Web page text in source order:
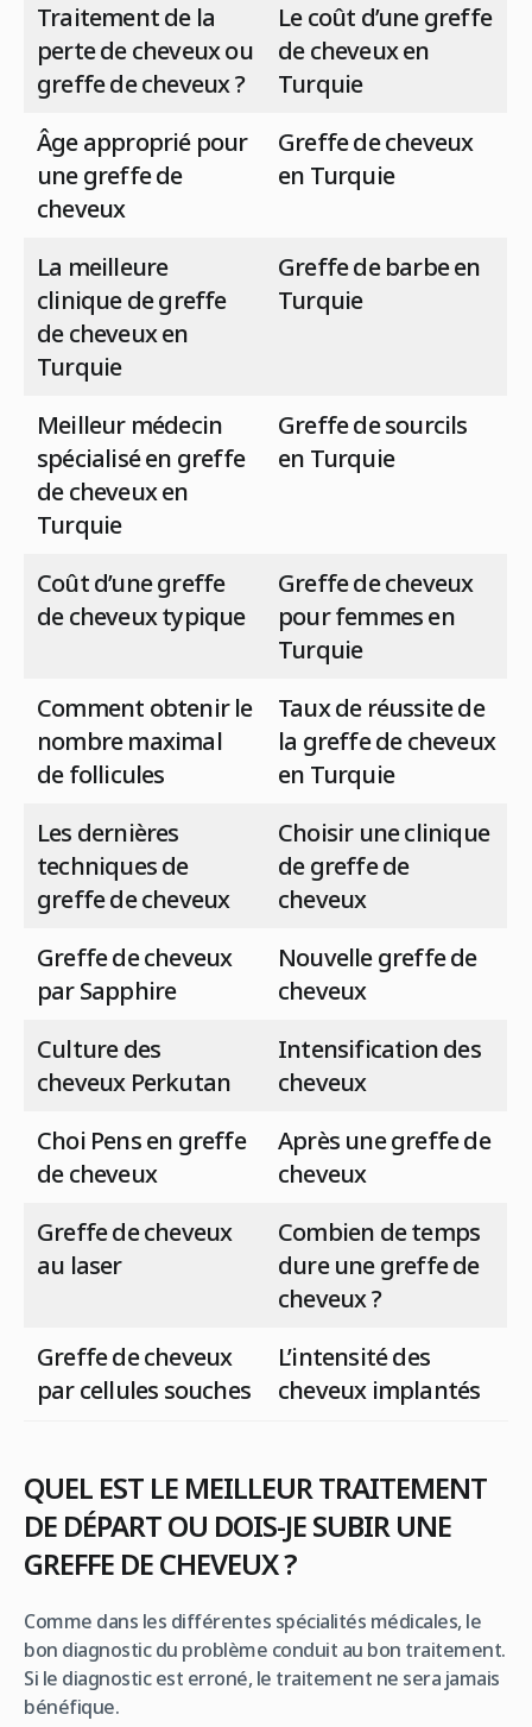
Traitement de la
perte de cheveux ou
greffe de cheveux ?
Le coût d’une greffe
de cheveux en
Turquie
Âge approprié pour
une greffe de
cheveux
Greffe de cheveux
en Turquie
La meilleure
clinique de greffe
de cheveux en
Turquie
Greffe de barbe en
Turquie
Meilleur médecin
spécialisé en greffe
de cheveux en
Turquie
Greffe de sourcils
en Turquie
Coût d’une greffe
de cheveux typique
Greffe de cheveux
pour femmes en
Turquie
Comment obtenir le
nombre maximal
de follicules
Taux de réussite de
la greffe de cheveux
en Turquie
Les dernières
techniques de
greffe de cheveux
Choisir une clinique
de greffe de
cheveux
Greffe de cheveux
par Sapphire
Nouvelle greffe de
cheveux
Culture des
cheveux Perkutan
Intensification des
cheveux
Choi Pens en greffe
de cheveux
Après une greffe de
cheveux
Greffe de cheveux
au laser
Combien de temps
dure une greffe de
cheveux ?
Greffe de cheveux
par cellules souches
L’intensité des
cheveux implantés
QUEL EST LE MEILLEUR TRAITEMENT
DE DÉPART OU DOIS-JE SUBIR UNE
GREFFE DE CHEVEUX ?
Comme dans les différentes spécialités médicales, le
bon diagnostic du problème conduit au bon traitement.
Si le diagnostic est erroné, le traitement ne sera jamais
bénéfique.